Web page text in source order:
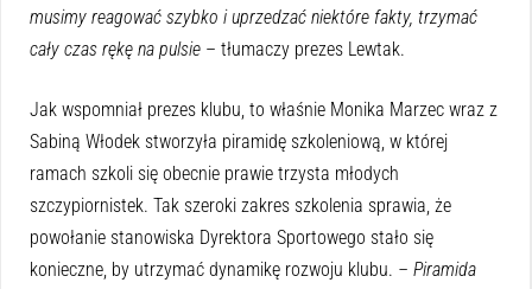
musimy reagować szybko i uprzedzać niektóre fakty, trzymać
cały czas rękę na pulsie – tłumaczy prezes Lewtak.
Jak wspomniał prezes klubu, to właśnie Monika Marzec wraz z
Sabiną Włodek stworzyła piramidę szkoleniową, w której
ramach szkoli się obecnie prawie trzysta młodych
szczypiornistek. Tak szeroki zakres szkolenia sprawia, że
powołanie stanowiska Dyrektora Sportowego stało się
konieczne, by utrzymać dynamikę rozwoju klubu. – Piramida